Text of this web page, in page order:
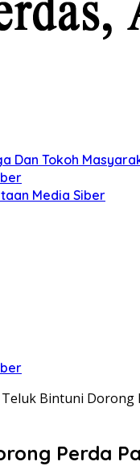
Dan Tokoh
Media Siber
Teluk Bintuni Dorong
Perda